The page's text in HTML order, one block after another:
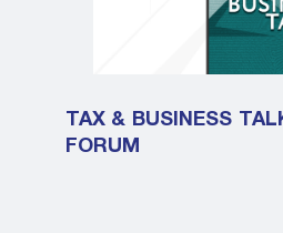
TAX & BUSINESS
FORUM